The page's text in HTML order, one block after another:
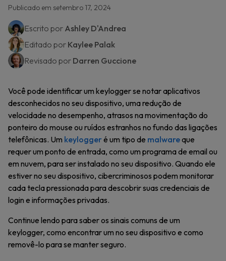
Publicado em setembro 17, 2024
Escrito por Ashley D'Andrea
Editado por Kaylee Palak
Revisado por Darren Guccione
Você pode identificar um keylogger se notar aplicativos
desconhecidos no seu dispositivo, uma redução de
velocidade no desempenho, atrasos na movimentação do
ponteiro do mouse ou ruídos estranhos no fundo das ligações
telefônicas. Um keyloggeré um tipo de malwareque
requer um ponto de entrada, como um programa de email ou
em nuvem, para ser instalado no seu dispositivo. Quando ele
estiver no seu dispositivo, cibercriminosos podem monitorar
cada tecla pressionada para descobrir suas credenciais de
login e informações privadas.
Continue lendo para saber os sinais comuns de um
keylogger, como encontrar um no seu dispositivo e como
removê-lo para se manter seguro.